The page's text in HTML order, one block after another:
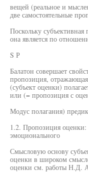
вещей (реальное и
две самостоятельные
Поскольку
она является по
S Р
Балатон совершает
пропозиция,
(субъект оценки)
или (= пропозиция с
Модус полагания)
1.2. Пропозиция
эмоционального
Смысловую основу
оценки в широком
оценки см. работы Н.Д.